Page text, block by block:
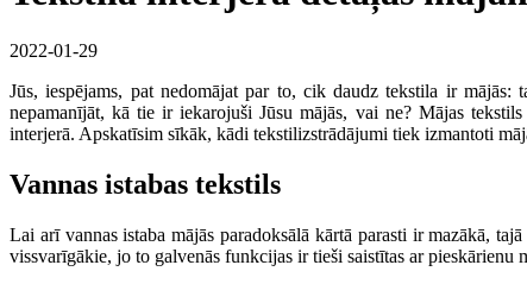
2022-01-29
Jūs, iespējams, pat nedomājat par to, cik daudz tekstila ir
nepamanījāt, kā tie ir iekarojuši Jūsu mājās, vai ne? Mājas
interjerā. Apskatīsim sīkāk, kādi tekstilizstrādājumi tiek izmantoti
Vannas istabas tekstils
Lai arī vannas istaba mājās paradoksālā kārtā parasti ir mazākā,
vissvarīgākie, jo to galvenās funkcijas ir tieši saistītas ar pieskārienu